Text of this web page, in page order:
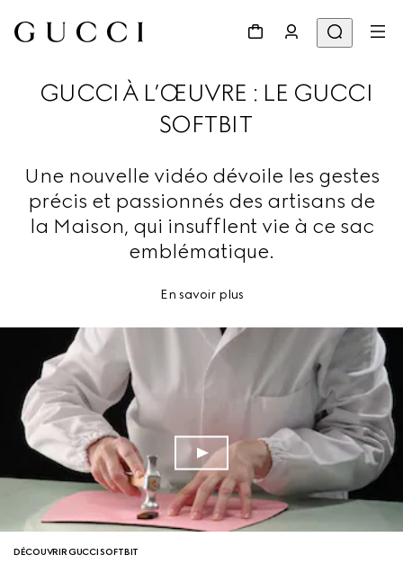
GUCCI À L’ŒUVRE : LE GUCCI
SOFTBIT
Une nouvelle vidéo dévoile les gestes
précis et passionnés des artisans de
la Maison, qui insufflent vie à ce sac
emblématique.
En savoir plus
DÉCOUVRIR GUCCI SOFTBIT